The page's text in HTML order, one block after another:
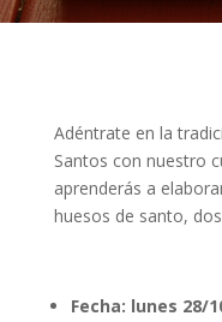
Adéntrate en la
Santos con nuestro
aprenderás a
huesos de santo,
Fecha: lunes 28/